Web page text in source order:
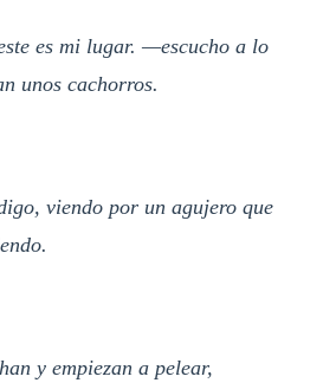
es mi lugar. —escucho a lo
unos cachorros.
viendo por un agujero que
y empiezan a pelear,